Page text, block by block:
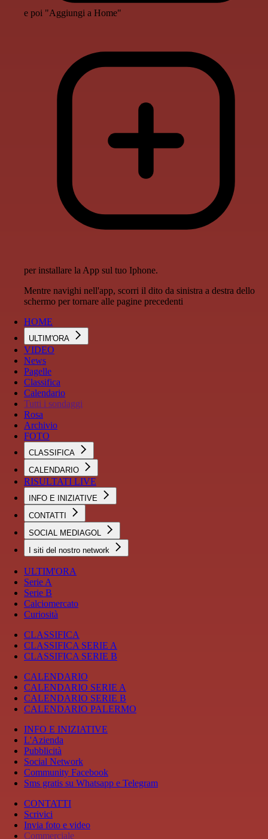
e poi "Aggiungi a Home"
per installare la App sul tuo Iphone.
Mentre navighi nell'app, scorri il dito da sinistra a destra dello
schermo per tornare alle pagine precedenti
HOME
ULTIM'ORA
VIDEO
News
Pagelle
Classifica
Calendario
Tutti i sondaggi
Rosa
Archivio
FOTO
CLASSIFICA
CALENDARIO
RISULTATI LIVE
INFO E INIZIATIVE
CONTATTI
SOCIAL MEDIAGOL
I siti del nostro network
ULTIM'ORA
Serie A
Serie B
Calciomercato
Curiosità
CLASSIFICA
CLASSIFICA SERIE A
CLASSIFICA SERIE B
CALENDARIO
CALENDARIO SERIE A
CALENDARIO SERIE B
CALENDARIO PALERMO
INFO E INIZIATIVE
L'Azienda
Pubblicità
Social Network
Community Facebook
Sms gratis su Whatsapp e Telegram
CONTATTI
Scrivici
Invia foto e video
Commerciale